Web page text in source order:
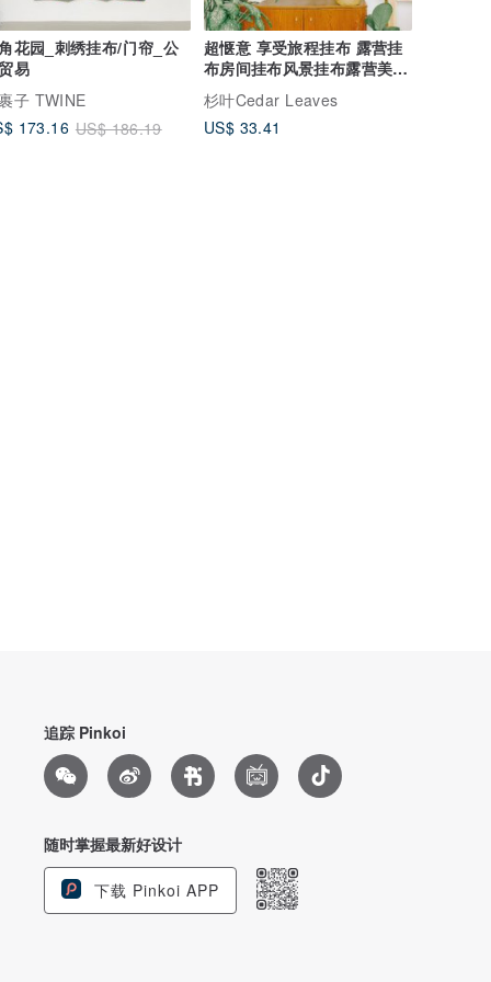
花园_刺绣挂布/门帘_公
易
子 TWINE
173.16 US$ 186.19
超惬意 享受旅程挂布 露营挂
布房间挂布风景挂布露营美学
露营美学
杉叶Cedar Leaves
US$ 33.41
追踪 Pinkoi
随时掌握最新好设计
下载 Pinkoi APP